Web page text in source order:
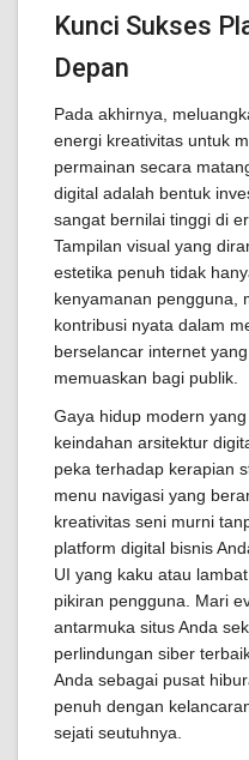
Kunci Sukses
Depan
Pada akhirnya,
energi kreativitas untuk
permainan secara
digital adalah bentuk
sangat bernilai tinggi di
Tampilan visual yang
estetika penuh tidak
kenyamanan pengguna,
kontribusi nyata dalam
berselancar internet
memuaskan bagi publik.
Gaya hidup modern
keindahan arsitektur
peka terhadap kerapian
menu navigasi yang
kreativitas seni murni
platform digital bisnis
UI yang kaku atau
pikiran pengguna. Mari
antarmuka situs Anda
perlindungan siber
Anda sebagai pusat
penuh dengan
sejati seutuhnya.